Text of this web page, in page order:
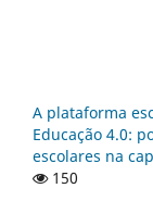
A plataforma
Educação 4.0:
escolares na
150